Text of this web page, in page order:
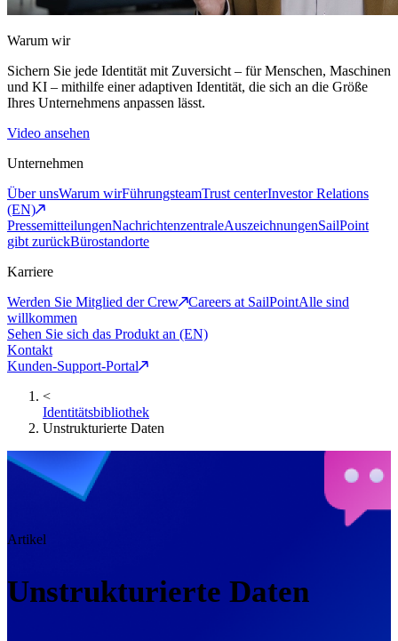
Warum wir
Sichern Sie jede Identität mit Zuversicht – für Menschen, Maschinen
und KI – mithilfe einer adaptiven Identität, die sich an die Größe
Ihres Unternehmens anpassen lässt.
Video ansehen
Unternehmen
Über unsWarum wirFührungsteamTrust centerInvestor Relations
(EN)
PressemitteilungenNachrichtenzentraleAuszeichnungenSailPoint
gibt zurückBürostandorte
Karriere
Werden Sie Mitglied der Crew
Careers at SailPointAlle sind
willkommen
Sehen Sie sich das Produkt an (EN)
Kontakt
Kunden-Support-Portal
<
Identitätsbibliothek
Unstrukturierte Daten
Artikel
Unstrukturierte Daten